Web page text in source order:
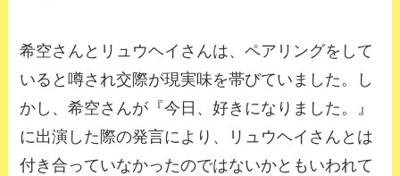
希空さんとリュウヘイさんは、ペアリングをして
いると噂され交際が現実味を帯びていました。し
かし、希空さんが『今日、好きになりました。』
に出演した際の発言により、リュウヘイさんとは
付き合っていなかったのではないかともいわれて